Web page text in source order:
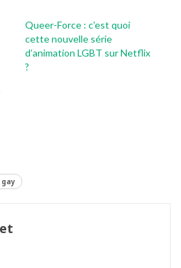
Queer-Force : c’est quoi
cette nouvelle série
d’animation LGBT sur Netflix
?